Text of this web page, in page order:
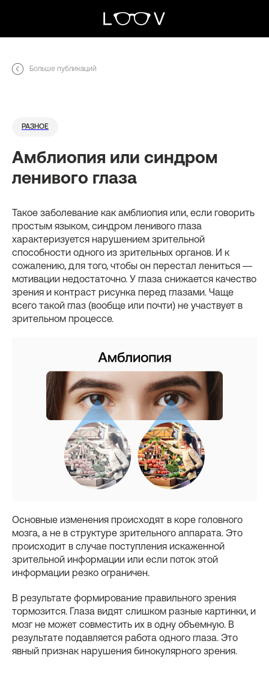
Больше публикаций
РАЗНОЕ
Амблиопия или синдром
ленивого глаза
Такое заболевание как амблиопия или, если говорить
простым языком, синдром ленивого глаза
характеризуется нарушением зрительной
способности одного из зрительных органов. И к
сожалению, для того, чтобы он перестал лениться —
мотивации недостаточно. У глаза снижается качество
зрения и контраст рисунка перед глазами. Чаще
всего такой глаз (вообще или почти) не участвует в
зрительном процессе.
Основные изменения происходят в коре головного
мозга, а не в структуре зрительного аппарата. Это
происходит в случае поступления искаженной
зрительной информации или если поток этой
информации резко ограничен.
В результате формирование правильного зрения
тормозится. Глаза видят слишком разные картинки, и
мозг не может совместить их в одну объемную. В
результате подавляется работа одного глаза. Это
явный признак нарушения бинокулярного зрения.